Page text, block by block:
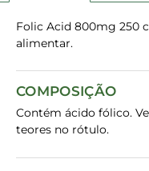
Folic Acid 800mg 250
alimentar.
COMPOSIÇÃO
Contém ácido fólico.
teores no rótulo.